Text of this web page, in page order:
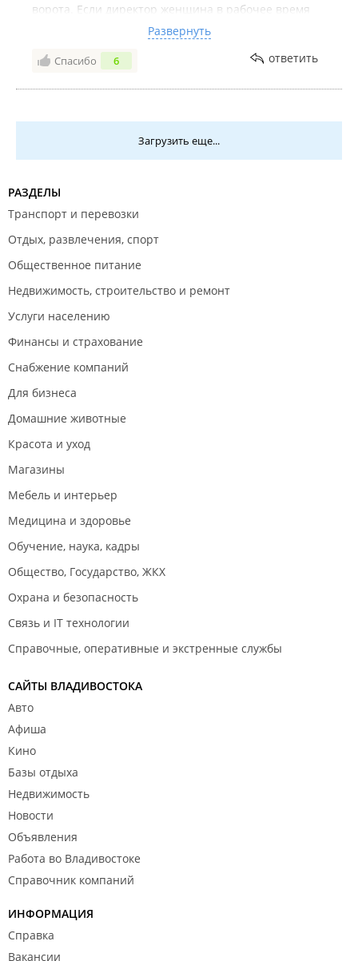
ворота. Если директор женщина в рабочее время
использует лексику типа.... пошёл***.. , *** катись
отсюда ..... то о чём можно говорить ? Какое это
лицо ВИНЛАБА ? В городе Владивостоке полно
Развернуть
Спасибо 6 ответить
Загрузить еще...
РАЗДЕЛЫ
Транспорт и перевозки
Отдых, развлечения, спорт
Общественное питание
Недвижимость, строительство и ремонт
Услуги населению
Финансы и страхование
Снабжение компаний
Для бизнеса
Домашние животные
Красота и уход
Магазины
Мебель и интерьер
Медицина и здоровье
Обучение, наука, кадры
Общество, Государство, ЖКХ
Охрана и безопасность
Связь и IT технологии
Справочные, оперативные и экстренные службы
САЙТЫ ВЛАДИВОСТОКА
Авто
Афиша
Кино
Базы отдыха
Недвижимость
Новости
Объявления
Работа во Владивостоке
Справочник компаний
ИНФОРМАЦИЯ
Справка
Вакансии